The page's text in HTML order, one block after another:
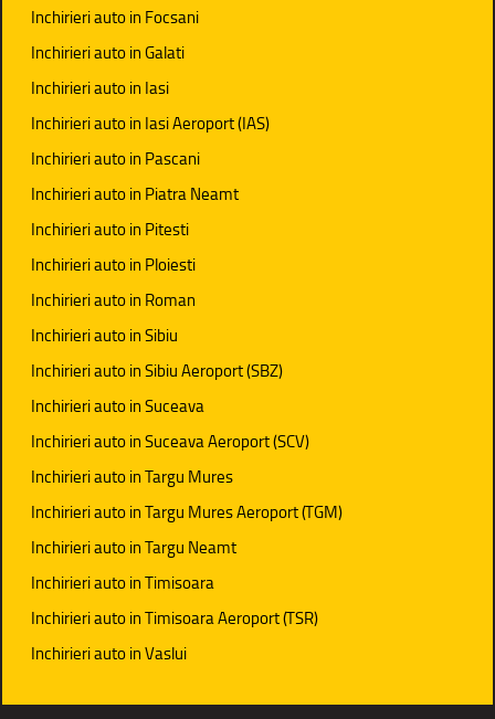
Inchirieri auto in Focsani
Inchirieri auto in Galati
Inchirieri auto in Iasi
Inchirieri auto in Iasi Aeroport (IAS)
Inchirieri auto in Pascani
Inchirieri auto in Piatra Neamt
Inchirieri auto in Pitesti
Inchirieri auto in Ploiesti
Inchirieri auto in Roman
Inchirieri auto in Sibiu
Inchirieri auto in Sibiu Aeroport (SBZ)
Inchirieri auto in Suceava
Inchirieri auto in Suceava Aeroport (SCV)
Inchirieri auto in Targu Mures
Inchirieri auto in Targu Mures Aeroport (TGM)
Inchirieri auto in Targu Neamt
Inchirieri auto in Timisoara
Inchirieri auto in Timisoara Aeroport (TSR)
Inchirieri auto in Vaslui